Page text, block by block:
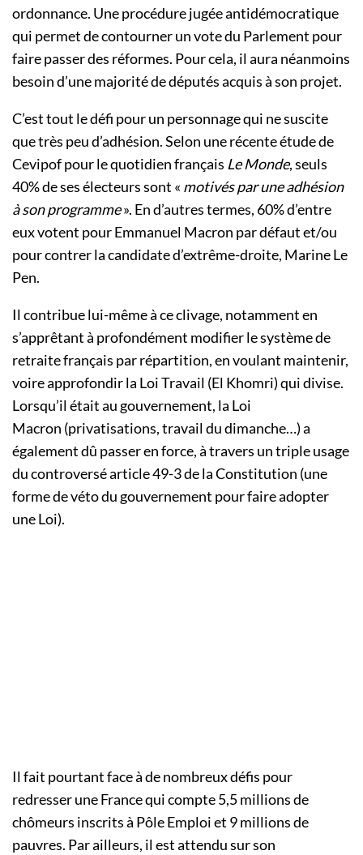
ordonnance. Une procédure jugée antidémocratique
qui permet de contourner un vote du Parlement pour
faire passer des réformes. Pour cela, il aura néanmoins
besoin d’une majorité de députés acquis à son projet.
C’est tout le défi pour un personnage qui ne suscite
que très peu d’adhésion. Selon une récente étude de
Cevipof pour le quotidien français Le Monde, seuls
40% de ses électeurs sont « motivés par une adhésion
à son programme». En d’autres termes, 60% d’entre
eux votent pour Emmanuel Macron par défaut et/ou
pour contrer la candidate d’extrême-droite, Marine Le
Pen.
Il contribue lui-même à ce clivage, notamment en
s’apprêtant à profondément modifier le système de
retraite français par répartition, en voulant maintenir,
voire approfondir la Loi Travail (El Khomri) qui divise.
Lorsqu’il était au gouvernement, la Loi
Macron (privatisations, travail du dimanche…) a
également dû passer en force, à travers un triple usage
du controversé article 49-3 de la Constitution (une
forme de véto du gouvernement pour faire adopter
une Loi).
Il fait pourtant face à de nombreux défis pour
redresser une France qui compte 5,5 millions de
chômeurs inscrits à Pôle Emploi et 9 millions de
pauvres. Par ailleurs, il est attendu sur son